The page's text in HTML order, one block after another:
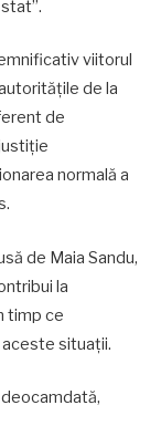
viitorul
de la
de
normală a
de Maia Sandu,
la
timp ce
situații.